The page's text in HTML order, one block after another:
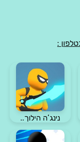
:
נינג’ה הילוך..